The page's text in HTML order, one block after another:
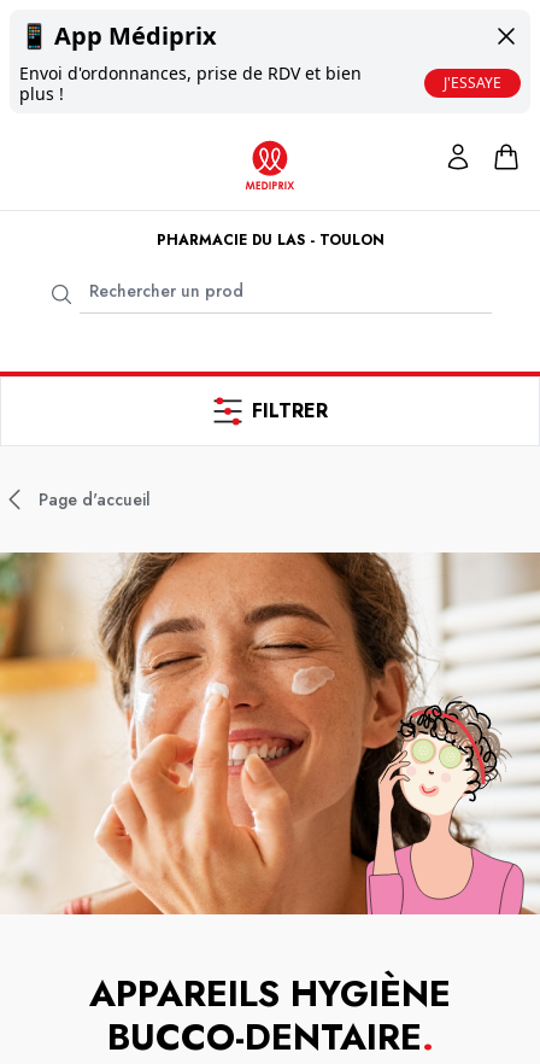
📱 App Médiprix
Envoi d'ordonnances, prise de RDV et bien
plus !
J'ESSAYE
PHARMACIE DU LAS - TOULON
FILTRER
Page d'accueil
APPAREILS HYGIÈNE
BUCCO-DENTAIRE.